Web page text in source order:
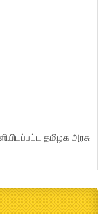
தமிழக அரசு